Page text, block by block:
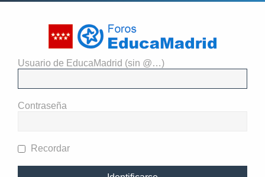
Usuario de EducaMadrid (sin @…)
Contraseña
Recordar